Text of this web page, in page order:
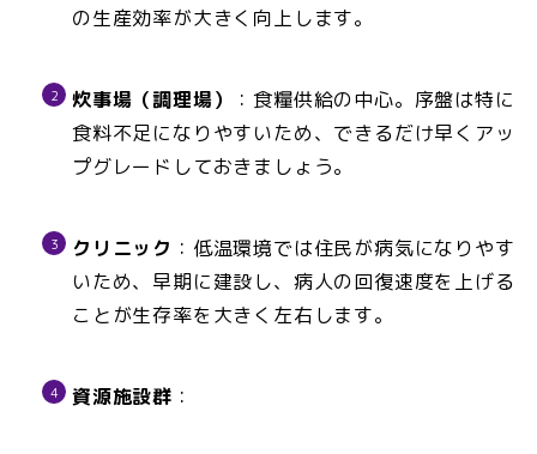
の生産効率が大きく向上します。
炊事場（調理場）
：食糧供給の中心。序盤は特に
食料不足になりやすいため、できるだけ早くアッ
プグレードしておきましょう。
クリニック ：低温環境では住民が病気になりやす
いため、早期に建設し、病人の回復速度を上げる
ことが生存率を大きく左右します。
資源施設群 ：